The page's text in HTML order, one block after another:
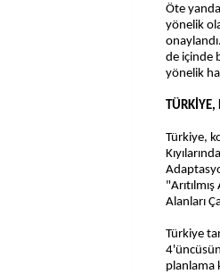
Öte
yönelik
de içinde
yönelik
TÜRKİYE,
Türkiye,
Alanları
Türkiye
planlama